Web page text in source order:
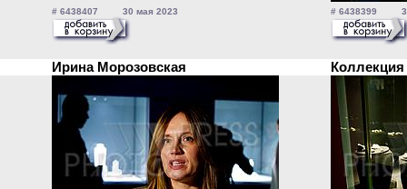
# 6438407 30 мая 2023 # 6438399 30
Ирина Морозовская